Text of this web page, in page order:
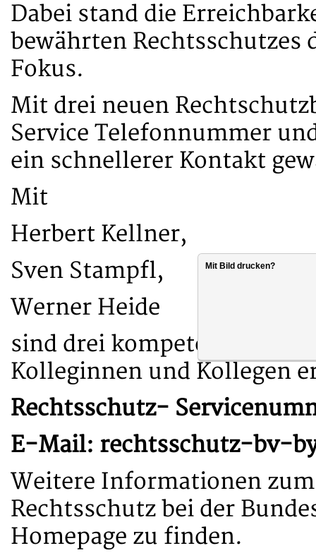
Dabei stand die
bewährten Rechtsschutzes
Fokus.
Mit drei neuen
Service Telefonnummer
ein schnellerer Kontakt
Mit
Herbert Kellner,
Sven Stampfl,
Werner Heide
sind drei kompetente
Kolleginnen und Kollegen
Rechtsschutz-
E-Mail: rechtsschutz-bv-
Weitere Informationen
Rechtsschutz bei der
Homepage zu finden.
Mit Bild drucken?